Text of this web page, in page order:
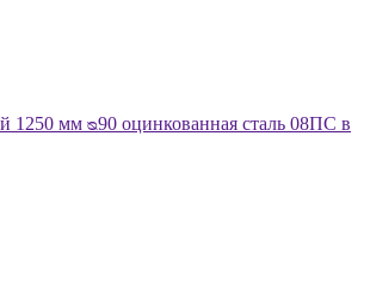
1250 мм ᴓ90 оцинкованная сталь 08ПС в